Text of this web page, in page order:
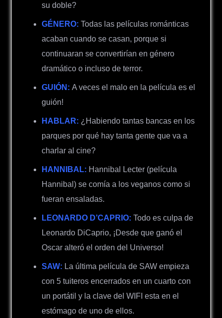
su doble?
GÉNERO: Todas las películas románticas
acaban cuando se casan, porque si
continuaran se convertirían en género
dramático o incluso de terror.
GUIÓN: A veces el malo en la película es el
guión!
HABLAR: ¿Habiendo tantas bancas en los
parques por qué hay tanta gente que va a
charlar al cine?
HANNIBAL: Hannibal Lecter (película
Hannibal) se comía a los veganos como si
fueran ensaladas.
LEONARDO D’CAPRIO: Todo es culpa de
Leonardo DiCaprio, ¡Desde que ganó el
Oscar alteró el orden del Universo!
SAW: La última película de SAW empieza
con 5 tuiteros encerrados en un cuarto con
un portátil y la clave del WIFI esta en el
estómago de uno de ellos.